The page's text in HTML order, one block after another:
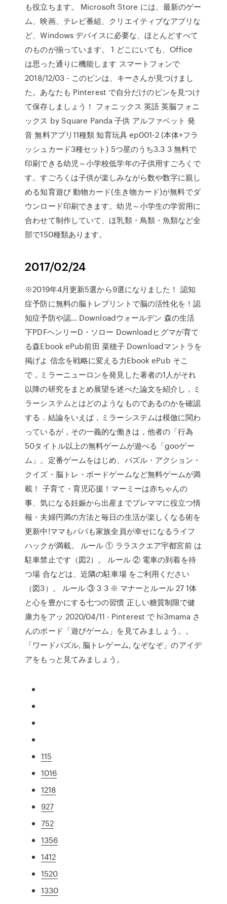
も役立ちます。 Microsoft Store には、最新のゲー
ム、映画、テレビ番組、クリエイティブなアプリな
ど、Windows デバイスに必要な、ほとんどすべて
のものが揃っています。 1 どこにいても、Office
は思った通りに機能します スマートフォンで
2018/12/03 - このピンは、キーさんが見つけまし
た。あなたも Pinterest で自分だけのピンを見つけ
て保存しましょう！ フォニックス 英語 英脳フォニ
ックス by Square Panda 子供 アルファベット 発
音 無料アプリ11種類 知育玩具 ep001-2 (本体+フラ
ッシュカード3種セット) 5つ星のうち3.3 3 無料で
印刷できる幼児～小学校低学年の子供用すごろくで
す。すごろくは子供が楽しみながら数や数字に親し
める知育遊び 動物カード(生き物カード)が無料でダ
ウンロード印刷できます。幼児～小学生の学習用に
合わせて制作していて、ほ乳類・鳥類・魚類など全
部で150種類あります。
2017/02/24
※2019年4月更新5選から9選になりました！ 認知
症予防に無料の脳トレプリントで脳の活性化を！認
知症予防や認… Downloadウォールデン 森の生活
下PDFヘンリーD・ソロー Downloadヒグマが育て
る森Ebook ePub前田 菜穂子 Downloadマントラを
掲げよ 信念を戦略に変える力Ebook ePub そこ
で，ミラーニューロンを発見した著者の1人がそれ
以降の研究をまとめ展望を述べた論文を紹介し，ミ
ラーシステムとはどのようなものであるのかを確認
する．結論をいえば，ミラーシステムは模倣に関わ
っているが，その一義的な働きは，他者の「行為
50タイトル以上の無料ゲームが遊べる「gooゲー
ム」。定番ゲームをはじめ、パズル・アクション・
クイズ・脳トレ・ボードゲームなど無料ゲームが満
載！ 子育て・育児応援！マーミーは赤ちゃんの
事、気になる妊娠から出産までプレママに役立つ情
報・夫婦円満の方法と毎日の生活が楽しくなる術を
更新中!ママもパパも家族全員が幸せになるライフ
ハックが満載。 ルール ① ララスクエア宇都宮前 は
駐車禁止です（図2）。 ルール ② 電車の到着を待
つ場 合などは、近隣の駐車場 をご利用ください
（図3）。 ルール ③ 3 3 ※ マナーとルール 27 1体
と心を豊かにする七つの習慣 正しい糖質制限で健
康力をアッ 2020/04/11 - Pinterest で hi3mama さ
んのボード「遊びゲーム」を見てみましょう。。
「ワードパズル, 脳トレゲーム, なぞなぞ」のアイデ
アをもっと見てみましょう。
115
1016
1218
927
752
1356
1412
1520
1330